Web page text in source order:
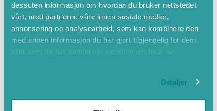
dessuten informasjon om hvordan du bruker nettstedet
vårt, med partnerne våre innen sosiale medier,
annonsering og analysearbeid, som kan kombinere den
med annen informasjon du har gjort tilgjengelig for dem,
eller som de har samlet inn gjennom din bruk av
Detaljer
Juni
August
September